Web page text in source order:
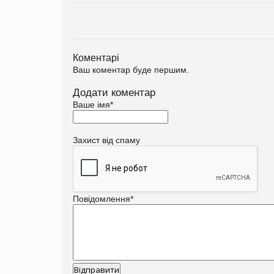
Коментарі
Ваш коментар буде першим.
Додати коментар
Ваше імя*
Захист від спаму
Повідомлення*